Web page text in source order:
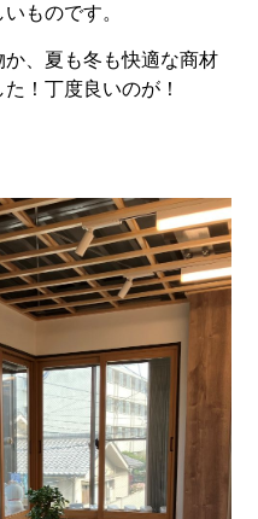
ものです。
、夏も冬も快適な商材
！丁度良いのが！